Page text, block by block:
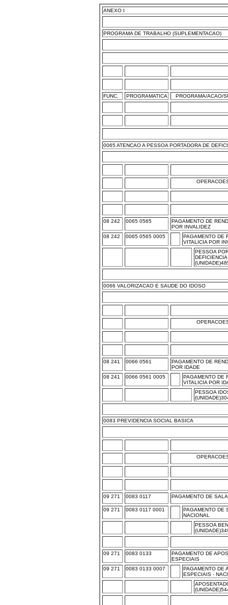
ANEXO I
PROGRAMA DE TRABALHO (SUPLEMENTACAO)
FUNC. PROGRAMATICA PROGRAMA/ACAO/
0065 ATENCAO A PESSOA PORTADORA DE
08 242 0065 0565
PAGAMENTO DE
POR INVALIDEZ
08 242
0065 0565 0005
PAGAMENTO DE
VITALICIA POR
PESSOA
DEFICIENCIA
0066 VALORIZACAO E SAUDE DO IDOSO
08 241 0066 0561
PAGAMENTO DE
POR IDADE
08 241
0066 0561 0005
PAGAMENTO DE
VITALICIA POR
PESSOA
0083 PREVIDENCIA SOCIAL BASICA
09 271 0083 0117 PAGAMENTO DE
09 271 0083 0117 0001
PAGAMENTO DE
NACIONAL
PESSOA
09 271 0083 0133
PAGAMENTO DE
ESPECIAIS
09 271
0083 0133 0007
PAGAMENTO DE
ESPECIAIS -